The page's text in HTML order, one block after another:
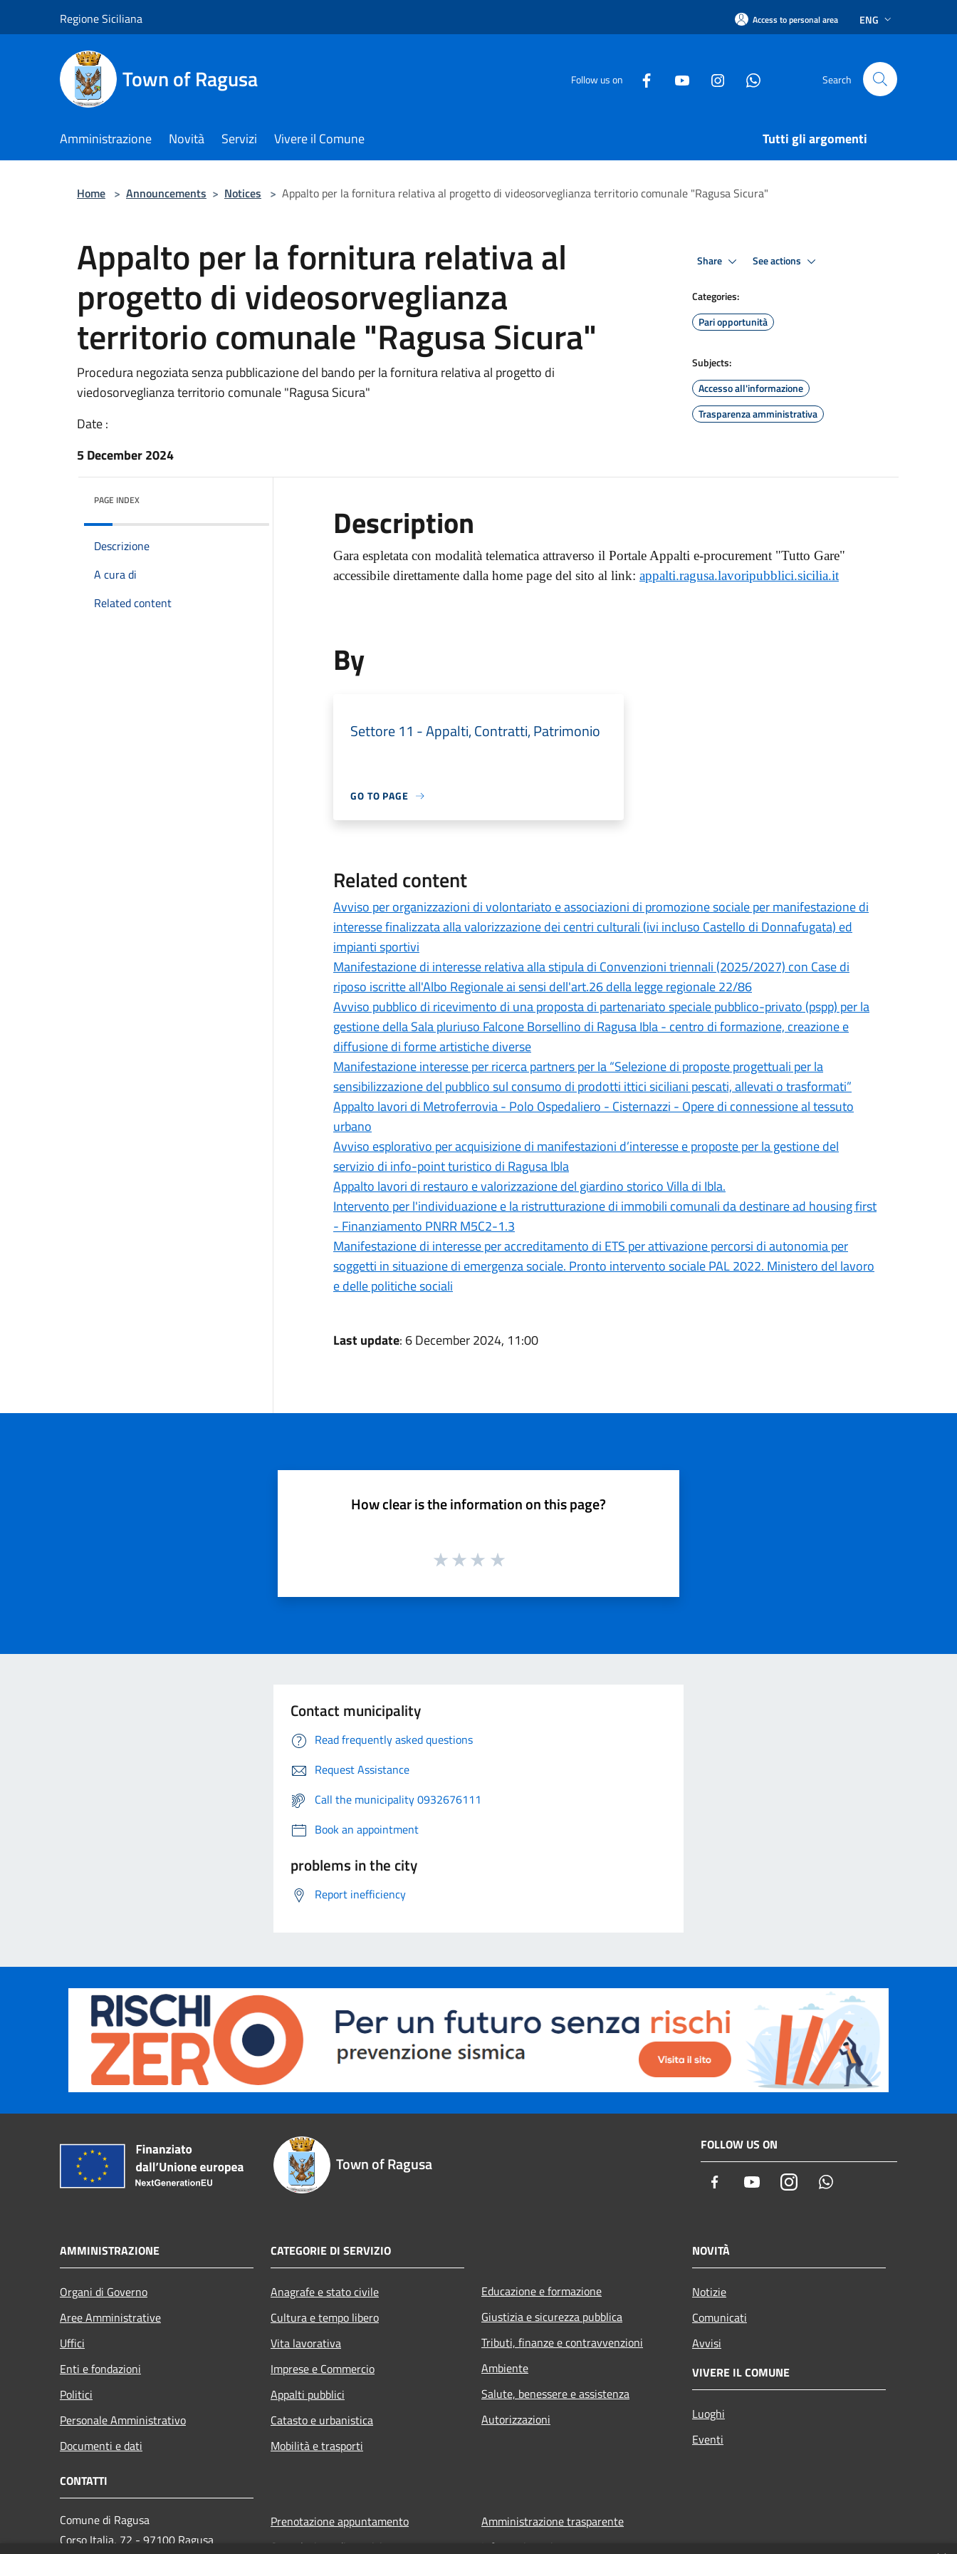
Regione Siciliana Access to personal area ENG
Town of Ragusa Follow us on Search
Amministrazione Novità Servizi Vivere il Comune Tutti gli argomenti
Home > Announcements > Notices > Appalto per la fornitura relativa al progetto di videosorveglianza territorio comunale "Ragusa Sicura"
Appalto per la fornitura relativa al
progetto di videosorveglianza
territorio comunale "Ragusa Sicura"
Procedura negoziata senza pubblicazione del bando per la fornitura relativa al progetto di
viedosorveglianza territorio comunale "Ragusa Sicura"
Date :
5 December 2024
Share See actions
Categories:
Pari opportunità
Subjects:
Accesso all'informazione
Trasparenza amministrativa
PAGE INDEX
Descrizione
A cura di
Related content
Description
Gara espletata con modalità telematica attraverso il Portale Appalti e-procurement "Tutto Gare"
accessibile direttamente dalla home page del sito al link: appalti.ragusa.lavoripubblici.sicilia.it
By
Settore 11 - Appalti, Contratti, Patrimonio
GO TO PAGE
Related content
Avviso per organizzazioni di volontariato e associazioni di promozione sociale per manifestazione di
interesse finalizzata alla valorizzazione dei centri culturali (ivi incluso Castello di Donnafugata) ed
impianti sportivi
Manifestazione di interesse relativa alla stipula di Convenzioni triennali (2025/2027) con Case di
riposo iscritte all'Albo Regionale ai sensi dell'art.26 della legge regionale 22/86
Avviso pubblico di ricevimento di una proposta di partenariato speciale pubblico-privato (pspp) per la
gestione della Sala pluriuso Falcone Borsellino di Ragusa Ibla - centro di formazione, creazione e
diffusione di forme artistiche diverse
Manifestazione interesse per ricerca partners per la “Selezione di proposte progettuali per la
sensibilizzazione del pubblico sul consumo di prodotti ittici siciliani pescati, allevati o trasformati”
Appalto lavori di Metroferrovia - Polo Ospedaliero - Cisternazzi - Opere di connessione al tessuto
urbano
Avviso esplorativo per acquisizione di manifestazioni d’interesse e proposte per la gestione del
servizio di info-point turistico di Ragusa Ibla
Appalto lavori di restauro e valorizzazione del giardino storico Villa di Ibla.
Intervento per l'individuazione e la ristrutturazione di immobili comunali da destinare ad housing first
- Finanziamento PNRR M5C2-1.3
Manifestazione di interesse per accreditamento di ETS per attivazione percorsi di autonomia per
soggetti in situazione di emergenza sociale. Pronto intervento sociale PAL 2022. Ministero del lavoro
e delle politiche sociali
Last update: 6 December 2024, 11:00
How clear is the information on this page?
Contact municipality
Read frequently asked questions
Request Assistance
Call the municipality 0932676111
Book an appointment
problems in the city
Report inefficiency
Town of Ragusa
FOLLOW US ON
Facebook YoutubeInstagram
AMMINISTRAZIONE
Organi di Governo
Aree Amministrative
Uffici
Enti e fondazioni
Politici
Personale Amministrativo
Documenti e dati
CATEGORIE DI SERVIZIO
Anagrafe e stato civile
Cultura e tempo libero
Vita lavorativa
Imprese e Commercio
Appalti pubblici
Catasto e urbanistica
Mobilità e trasporti
Educazione e formazione
Giustizia e sicurezza pubblica
Tributi, finanze e contravvenzioni
Ambiente
Salute, benessere e assistenza
Autorizzazioni
NOVITÀ
Notizie
Comunicati
Avvisi
VIVERE IL COMUNE
Luoghi
Eventi
CONTATTI
Comune di Ragusa
Corso Italia, 72 - 97100 Ragusa
Prenotazione appuntamento
Segnalazione disservizio
Amministrazione trasparente
Informativa privacy